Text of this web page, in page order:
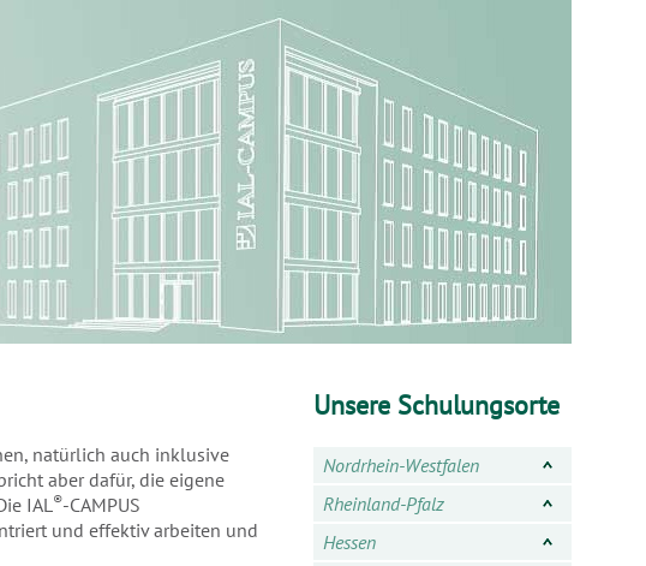
natürlich auch inklusive
aber dafür, die eigene
IAL®-CAMPUS
und effektiv arbeiten und
Unsere Schulungsorte
Nordrhein-Westfalen
Rheinland-Pfalz
Hessen